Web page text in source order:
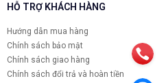
HỖ TRỢ KHÁCH HÀNG
Hướng dẫn mua hàng
Chính sách bảo mật
Chính sách giao hàng
Chính sách đổi trả và hoàn tiền